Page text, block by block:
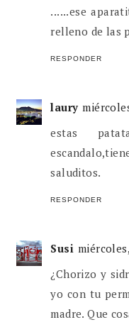
......ese
relleno de las
RESPONDER
laury
estas
saluditos.
RESPONDER
Susi
¿Chorizo y
yo con tu
madre. Que